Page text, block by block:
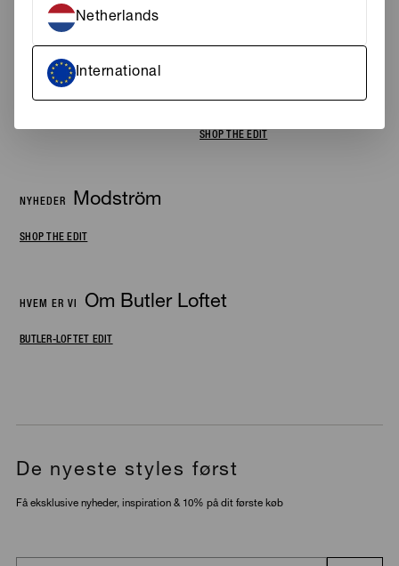
Netherlands
International
NEW IN
AW26 sneak
peek
accessory.
SHOP THE EDIT
NYHEDER Modström
SHOP THE EDIT
HVEM ER VI Om Butler Loftet
BUTLER-LOFTET EDIT
De nyeste styles først
Få eksklusive nyheder, inspiration & 10% på dit første køb
Email